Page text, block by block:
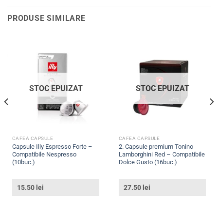
PRODUSE SIMILARE
STOC EPUIZAT
CAFEA CAPSULE
Capsule Illy Espresso Forte –
Compatibile Nespresso
(10buc.)
15.50 lei
STOC EPUIZAT
CAFEA CAPSULE
2. Capsule premium Tonino
Lamborghini Red – Compatibile
Dolce Gusto (16buc.)
27.50 lei